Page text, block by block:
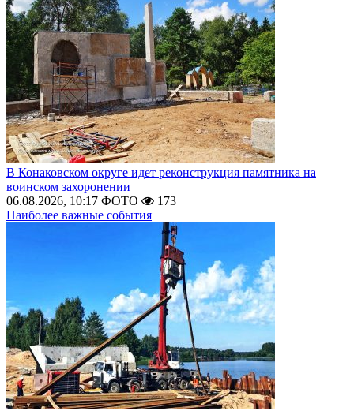
В Конаковском округе идет реконструкция памятника на
воинском захоронении
06.08.2026, 10:17 ФОТО
173
Наиболее важные события